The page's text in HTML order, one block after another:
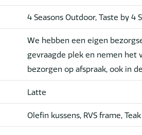
4 Seasons Outdoor, Taste by 4
We hebben een eigen
gevraagde plek en nemen het
bezorgen op afspraak, ook in
Latte
Olefin kussens, RVS frame,